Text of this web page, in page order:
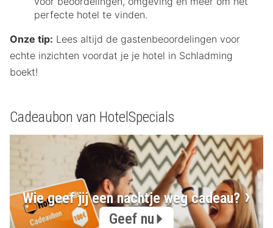
perfecte hotel te vinden.
Onze tip: Lees altijd de gastenbeoordelingen voor
echte inzichten voordat je je hotel in Schladming
boekt!
Cadeaubon van HotelSpecials
Wie geef jij een nachtje weg cadeau?
Geef nu